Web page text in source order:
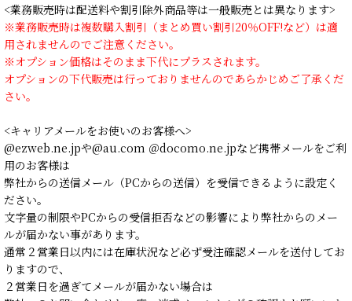
<業務販売時は配送料や割引除外商品等は一般販売とは異なります>
※業務販売時は複数購入割引（まとめ買い割引20％OFF!など）は適
用されませんのでご注意ください。
※オプション価格はそのまま下代にプラスされます。
オプションの下代販売は行っておりませんのであらかじめご了承くだ
さい。
<キャリアメールをお使いのお客様へ>
@ezweb.ne.jpや@au.com ＠docomo.ne.jpなど携帯メールをご利
用のお客様は
弊社からの送信メール（PCからの送信）を受信できるように設定く
ださい。
文字量の制限やPCからの受信拒否などの影響により弊社からのメー
ルが届かない事があります。
通常２営業日以内には在庫状況など必ず受注確認メールを送付してお
りますので、
２営業日を過ぎてメールが届かない場合は